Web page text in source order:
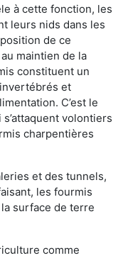
à cette fonction, les
leurs nids dans les
de ce
maintien de la
constituent un
et
C’est le
volontiers
charpentières
et des tunnels,
les fourmis
surface de terre
comme